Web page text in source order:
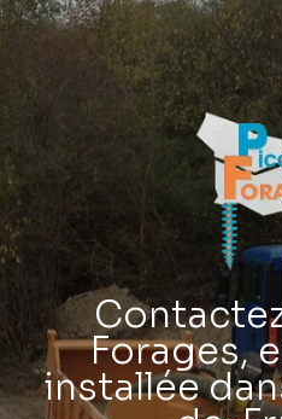
Forages,
installée